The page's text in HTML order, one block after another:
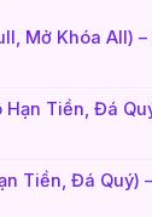
Mở Khóa All)
Hạn Tiền, Đá
Tiền, Đá Quý)